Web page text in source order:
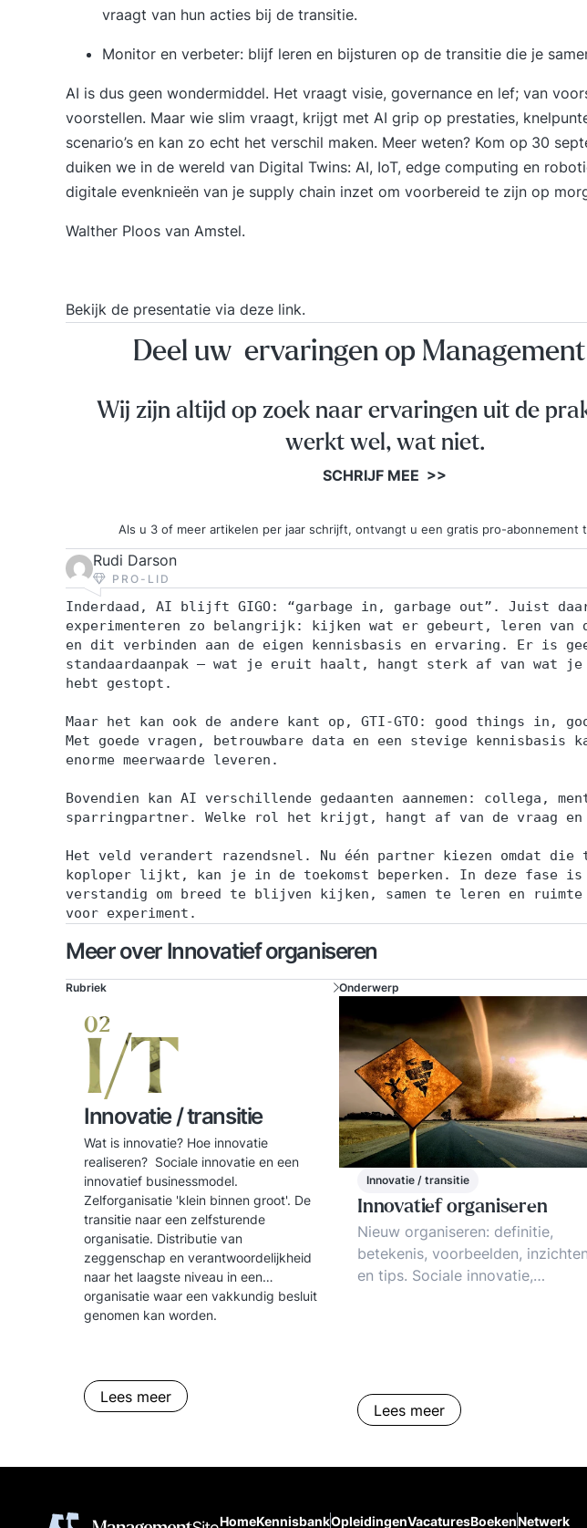
vraagt van hun acties bij de transitie.
Monitor en verbeter: blijf leren en bijsturen op de transitie die je
AI is dus geen wondermiddel. Het vraagt visie, governance en lef; van
voorstellen. Maar wie slim vraagt, krijgt met AI grip op prestaties,
scenario’s en kan zo echt het verschil maken. Meer weten? Kom op 30
duiken we in de wereld van Digital Twins: AI, IoT, edge computing en
digitale evenknieën van je supply chain inzet om voorbereid te zijn op
Walther Ploos van Amstel.
Bekijk de presentatie via deze link.
Deel uw ervaringen op
Wij zijn altijd op zoek naar ervaringen uit de
werkt wel, wat niet.
SCHRIJF MEE >>
Als u 3 of meer artikelen per jaar schrijft, ontvangt u een gratis pro-abonnement
Rudi Darson
PRO-LID
Inderdaad, AI blijft GIGO: “garbage in, garbage out”. Juist
experimenteren zo belangrijk: kijken wat er gebeurt, leren van
en dit verbinden aan de eigen kennisbasis en ervaring. Er is
standaardaanpak – wat je eruit haalt, hangt sterk af van wat
hebt gestopt.
Maar het kan ook de andere kant op, GTI-GTO: good things in,
Met goede vragen, betrouwbare data en een stevige kennisbasis
enorme meerwaarde leveren.
Bovendien kan AI verschillende gedaanten aannemen: collega,
sparringpartner. Welke rol het krijgt, hangt af van de vraag en
Het veld verandert razendsnel. Nu één partner kiezen omdat
koploper lijkt, kan je in de toekomst beperken. In deze fase
verstandig om breed te blijven kijken, samen te leren en ruimte
voor experiment.
Meer over Innovatief organiseren
Rubriek
02
I/T
Innovatie / transitie
Wat is innovatie? Hoe innovatie
realiseren? Sociale innovatie en een
innovatief businessmodel.
Zelforganisatie 'klein binnen groot'. De
transitie naar een zelfsturende
organisatie. Distributie van
zeggenschap en verantwoordelijkheid
naar het laagste niveau in een
organisatie waar een vakkundig besluit
genomen kan worden.
Lees meer
Onderwerp
Innovatie / transitie
Innovatief organiseren
Nieuw organiseren: definitie,
betekenis, voorbeelden, inzichten
en tips. Sociale innovatie,
Lees meer
HomeKennisbankOpleidingenVacaturesBoekenNetwerk